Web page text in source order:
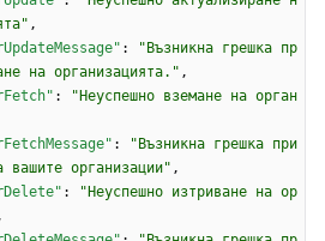
,
:
"Възникна грешка пр
на организацията." ,
:
"Неуспешно вземане на орган
:
"Възникна грешка при
вашите организации" ,
:
"Неуспешно изтриване на ор